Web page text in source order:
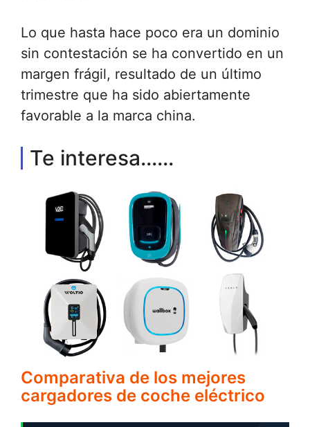
Lo que hasta hace poco era un dominio
sin contestación se ha convertido en un
margen frágil, resultado de un último
trimestre que ha sido abiertamente
favorable a la marca china.
Te interesa......
Comparativa de los mejores
cargadores de coche eléctrico